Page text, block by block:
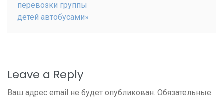
перевозки группы
детей автобусами»
Leave a Reply
Ваш адрес email не будет опубликован. Обязательные